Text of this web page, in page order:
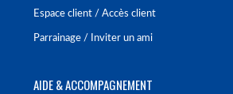
Espace client / Accès client
Parrainage / Inviter un ami
AIDE & ACCOMPAGNEMENT